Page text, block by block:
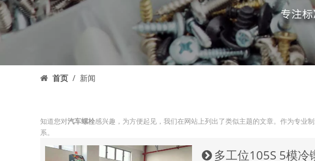
首页 / 新闻
知道您对汽车螺栓感兴趣，为方便起见，我们在网站上列出了类似主题的文章。作为专业
系。
多工位105S 5模